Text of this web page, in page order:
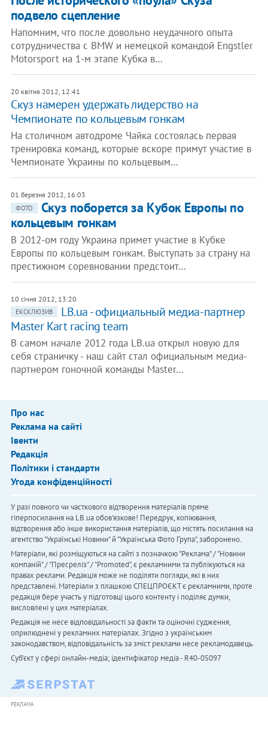
подвело сцепление
Напомним, что после довольно неудачного опыта
сотрудничества с BMW и немецкой командой Engstler
Motorsport на 1-м этапе Кубка в…
20 квітня 2012, 12:41
Скуз намерен удержать лидерство на
Чемпионате по кольцевым гонкам
На столичном автодроме Чайка состоялась первая
тренировка команд, которые вскоре примут участие в
Чемпионате Украины по кольцевым…
01 березня 2012, 16:03
ФОТО
Скуз поборется за Кубок Европы по
кольцевым гонкам
В 2012-ом году Украина примет участие в Кубке
Европы по кольцевым гонкам. Выступать за страну на
престижном соревновании предстоит…
10 січня 2012, 13:20
ЕКСКЛЮЗИВ
​LB.ua - официальный медиа-партнер
Master Kart raсing team
В самом начале 2012 года LB.ua открыл новую для
себя страничку - наш сайт стал официальным медиа-
партнером гоночной команды Master…
Про нас
Реклама на сайті
Івенти
Редакція
Політики і стандарти
Угода конфіденційності
У разі повного чи часткового відтворення матеріалів пряме
гіперпосилання на LB.ua обов'язкове! Передрук, копіювання,
відтворення або інше використання матеріалів, що містять посилання на
агентство "Українськi Новини" й "Українська Фото Група", заборонено.
Матеріали, які розміщуються на сайті з позначкою "Реклама" / "Новини
компаній" / "Пресреліз" / "Promoted", є рекламними та публікуються на
правах реклами. Редакція може не поділяти погляди, які в них
представлені. Матеріали з плашкою СПЕЦПРОЄКТ є рекламними, проте
редакція бере участь у підготовці цього контенту і поділяє думки,
висловлені у цих матеріалах.
Редакція не несе відповідальності за факти та оціночні судження,
оприлюднені у рекламних матеріалах. Згідно з українським
законодавством, відповідальність за зміст реклами несе рекламодавець.
Cуб'єкт у сфері онлайн-медіа; ідентифікатор медіа - R40-05097
РЕКЛАМА